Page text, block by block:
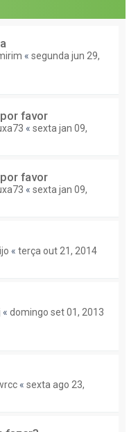
« segunda jun 29,
favor
« sexta jan 09,
favor
« sexta jan 09,
« terça out 21, 2014
« domingo set 01, 2013
« sexta ago 23,